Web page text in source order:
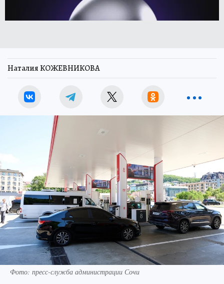
Наталия КОЖЕВНИКОВА
Фото: пресс-служба администрации Сочи